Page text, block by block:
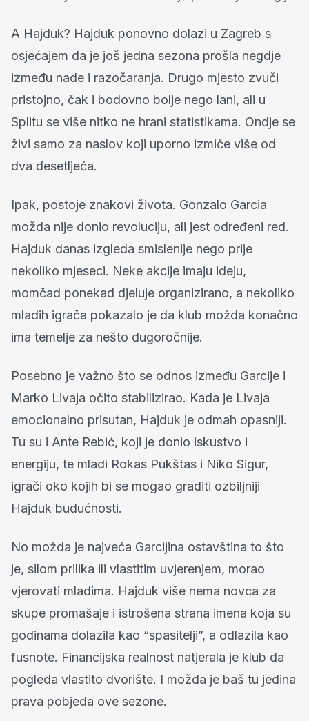
A Hajduk? Hajduk ponovno dolazi u Zagreb s
osjećajem da je još jedna sezona prošla negdje
između nade i razočaranja. Drugo mjesto zvuči
pristojno, čak i bodovno bolje nego lani, ali u
Splitu se više nitko ne hrani statistikama. Ondje se
živi samo za naslov koji uporno izmiče više od
dva desetljeća.
Ipak, postoje znakovi života. Gonzalo Garcia
možda nije donio revoluciju, ali jest određeni red.
Hajduk danas izgleda smislenije nego prije
nekoliko mjeseci. Neke akcije imaju ideju,
momčad ponekad djeluje organizirano, a nekoliko
mladih igrača pokazalo je da klub možda konačno
ima temelje za nešto dugoročnije.
Posebno je važno što se odnos između Garcije i
Marko Livaja očito stabilizirao. Kada je Livaja
emocionalno prisutan, Hajduk je odmah opasniji.
Tu su i Ante Rebić, koji je donio iskustvo i
energiju, te mladi Rokas Pukštas i Niko Sigur,
igrači oko kojih bi se mogao graditi ozbiljniji
Hajduk budućnosti.
No možda je najveća Garcijina ostavština to što
je, silom prilika ili vlastitim uvjerenjem, morao
vjerovati mladima. Hajduk više nema novca za
skupe promašaje i istrošena strana imena koja su
godinama dolazila kao “spasitelji”, a odlazila kao
fusnote. Financijska realnost natjerala je klub da
pogleda vlastito dvorište. I možda je baš tu jedina
prava pobjeda ove sezone.